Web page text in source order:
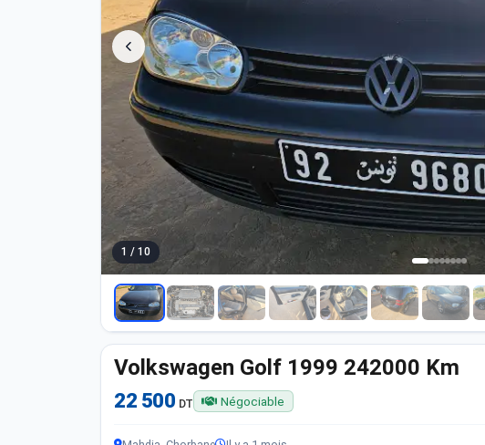
1 / 10
Volkswagen Golf 1999 242000 Km
22 500 DT Négociable